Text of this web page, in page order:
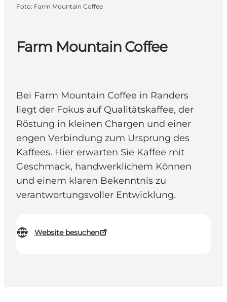
Farm Mountain Coffee
Bei Farm Mountain Coffee in Randers
liegt der Fokus auf Qualitätskaffee, der
Röstung in kleinen Chargen und einer
engen Verbindung zum Ursprung des
Kaffees. Hier erwarten Sie Kaffee mit
Geschmack, handwerklichem Können
und einem klaren Bekenntnis zu
verantwortungsvoller Entwicklung.
Website besuchen
Foto: Farm Mountain Coffee